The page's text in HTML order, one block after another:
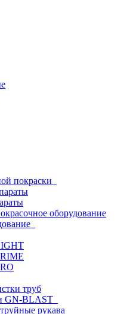
покраски
оборудование
труб
GN-BLAST
рукава